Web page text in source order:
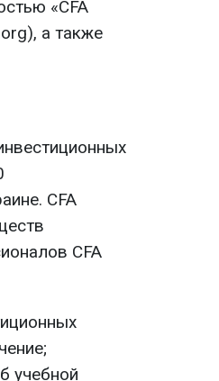
«CFA
а также
CFA
CFA
учебной